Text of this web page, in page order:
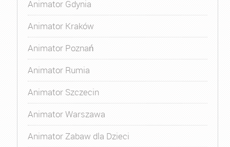
Animator Gdynia
Animator Kraków
Animator Poznań
Animator Rumia
Animator Szczecin
Animator Warszawa
Animator Zabaw dla Dzieci